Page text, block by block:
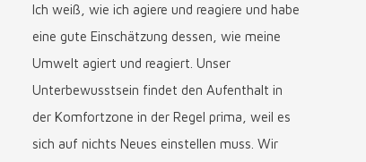
Ich weiß, wie ich agiere und reagiere und habe
eine gute Einschätzung dessen, wie meine
Umwelt agiert und reagiert. Unser
Unterbewusstsein findet den Aufenthalt in
der Komfortzone in der Regel prima, weil es
sich auf nichts Neues einstellen muss. Wir